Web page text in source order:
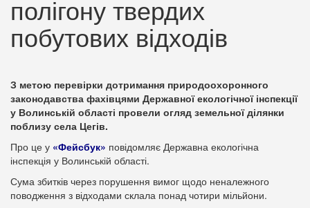
полігону твердих
побутових відходів
З метою перевірки дотримання природоохоронного
законодавства фахівцями Державної екологічної інспекції
у Волинській області провели огляд земельної ділянки
поблизу села Цегів.
Про це у «Фейсбук» повідомляє Державна екологічна
інспекція у Волинській області.
Сума збитків через порушення вимог щодо неналежного
поводження з відходами склала понад чотири мільйони.